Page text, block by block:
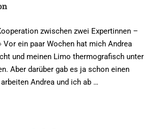
zwischen zwei Expertinnen –
Vor ein paar Wochen hat mich Andrea
und meinen Limo thermografisch unter
Aber darüber gab es ja schon einen
Andrea und ich ab …